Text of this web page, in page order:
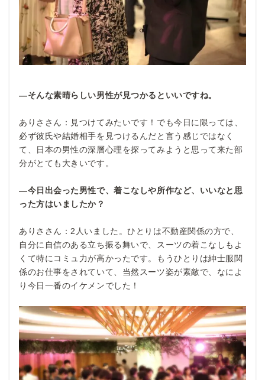
―そんな素晴らしい男性が見つかるといいですね。
ありささん：見つけてみたいです！でも今日に限っては、
必ず彼氏や結婚相手を見つけるんだと言う感じではなく
て、日本の男性の深層心理を探ってみようと思って来た部
分がとても大きいです。
―今日出会った男性で、着こなしや所作など、いいなと思
った方はいましたか？
ありささん：2人いました。ひとりは不動産関係の方で、
自分に自信のある立ち振る舞いで、スーツの着こなしもよ
くて特にコミュ力が高かったです。もうひとりは紳士服関
係のお仕事をされていて、当然スーツ姿が素敵で、なによ
り今日一番のイケメンでした！